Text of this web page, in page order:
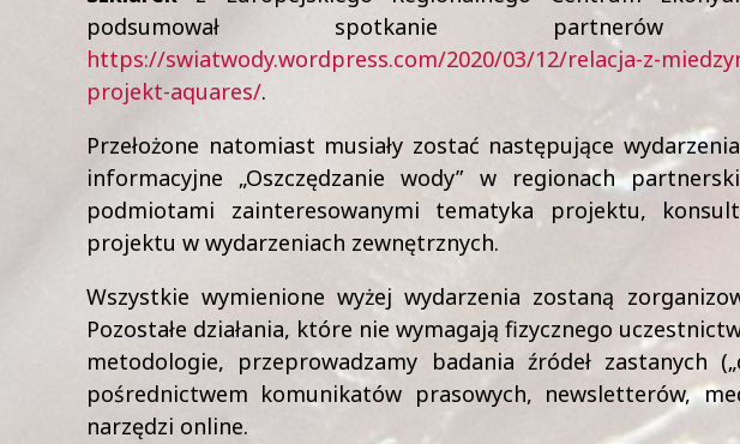
podsumował spotkanie
https://swiatwody.wordpress.com/2020/03/12/relacja-z-
projekt-aquares/.
Przełożone natomiast musiały zostać następujące
informacyjne „Oszczędzanie wody” w regionach
podmiotami zainteresowanymi tematyka projektu,
projektu w wydarzeniach zewnętrznych.
Wszystkie wymienione wyżej wydarzenia zostaną
Pozostałe działania, które nie wymagają fizycznego
metodologie, przeprowadzamy badania źródeł zastanych
pośrednictwem komunikatów prasowych, newsletterów,
narzędzi online.